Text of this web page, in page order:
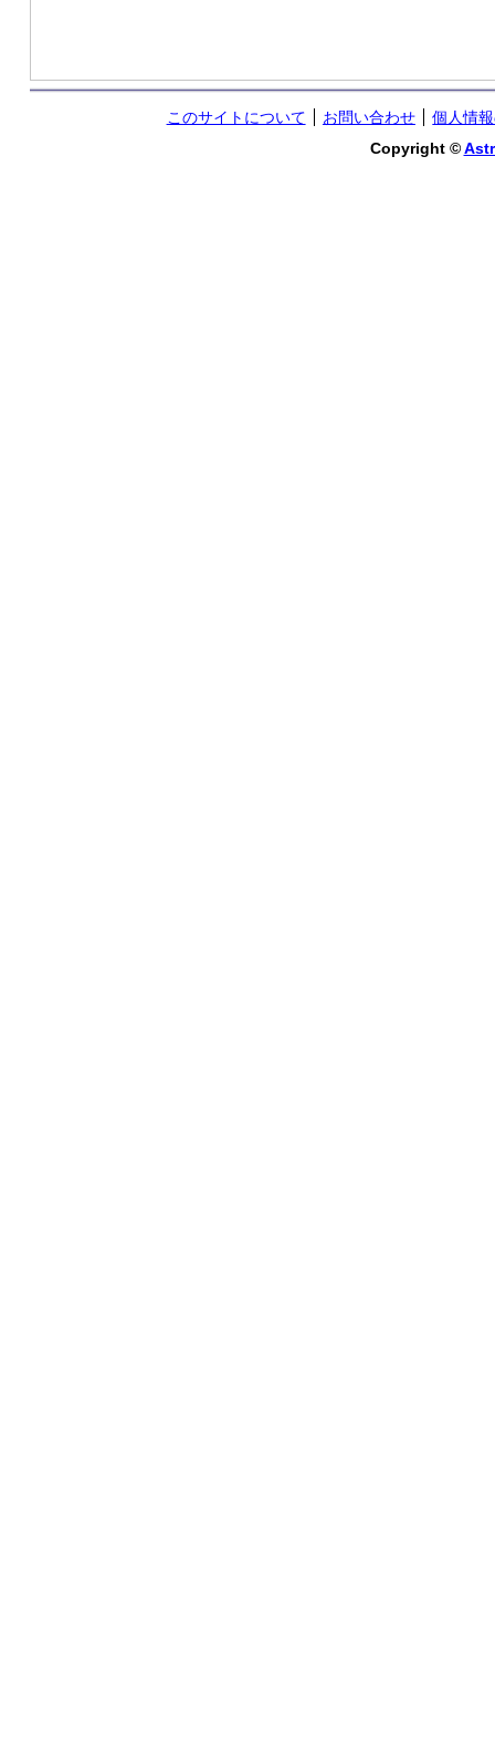
このサイトについて お問い合わせ
個人情
Copyright ©